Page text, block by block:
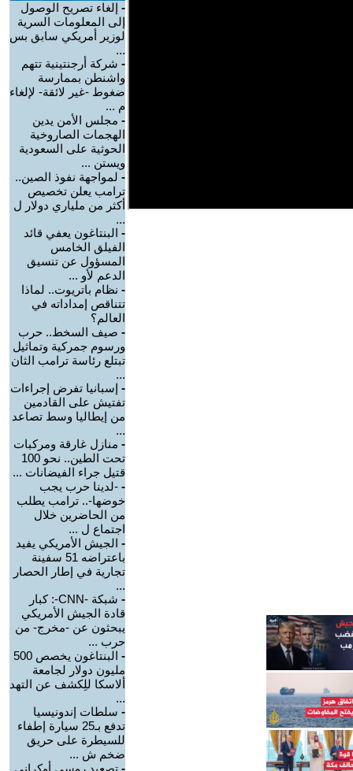
- إلغاء تصريح الوصول
إلى المعلومات السرية
لوزير أمريكي سابق بس
...
- شركة أرجنتينية تتهم
واشنطن بممارسة
ضغوط -غير لائقة- لإلغاء
م ...
- مجلس الأمن يدين
الهجمات الصاروخية
الحوثية على السعودية
ويستن ...
- لمواجهة نفوذ الصين..
ترامب يعلن تخصيص
أكثر من ملياري دولار ل
...
- البنتاغون يعفي قائد
الفيلق الخامس
المسؤول عن تنسيق
الدعم لأو ...
- نظام باتريوت.. لماذا
تتناقص إمداداته في
العالم؟
- صيف السخط.. حرب
ورسوم جمركية وتماثيل
تبتلع رئاسة ترامب الثان
...
- إسبانيا تفرض إجراءات
تفتيش على القادمين
من إيطاليا وسط تصاعد
...
- منازل غارقة ومركبات
تحت الطين.. نحو 100
قتيل جراء الفيضانات ...
- -لدينا حرب يجب
خوضها-.. ترامب يطلب
من الحاضرين خلال
اجتماع ل ...
- الجيش الأمريكي يفيد
باعتراضه 51 سفينة
تجارية في إطار الحصار
...
-
شبكة -CNN-: كبار
قادة الجيش الأمريكي
يبحثون عن -مخرج- من
حرب ...
-
البنتاغون يخصص 500
مليون دولار لجامعة
ألاسكا للِكشف عن التهد
...
- سلطات إندونيسيا
تدفع بـ25 سيارة إطفاء
للسيطرة على حريق
ضخم ش ...
- تصعيد روسي أوكراني